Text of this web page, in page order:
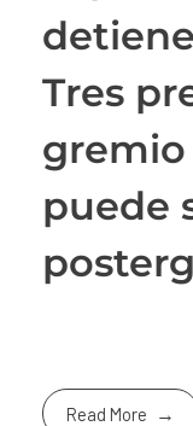
Tres
puede
Read More